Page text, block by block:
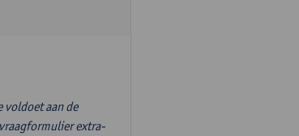
voldoet aan de
extra-